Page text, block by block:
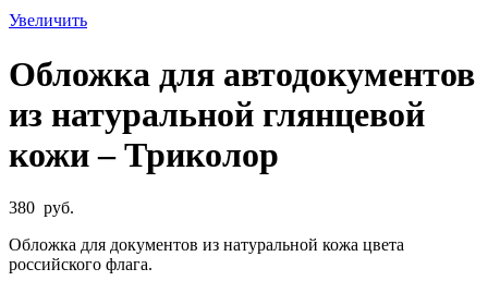
Увеличить
Обложка для автодокументов
из натуральной глянцевой
кожи – Триколор
380 руб.
Обложка для документов из натуральной кожа цвета
российского флага.